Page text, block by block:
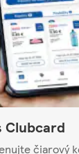
Clubcard
čiarový